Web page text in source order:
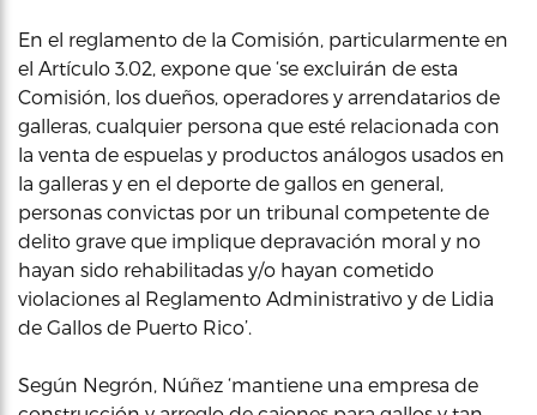
En el reglamento de la Comisión, particularmente en
el Artículo 3.02, expone que ‘se excluirán de esta
Comisión, los dueños, operadores y arrendatarios de
galleras, cualquier persona que esté relacionada con
la venta de espuelas y productos análogos usados en
la galleras y en el deporte de gallos en general,
personas convictas por un tribunal competente de
delito grave que implique depravación moral y no
hayan sido rehabilitadas y/o hayan cometido
violaciones al Reglamento Administrativo y de Lidia
de Gallos de Puerto Rico’.
Según Negrón, Núñez ‘mantiene una empresa de